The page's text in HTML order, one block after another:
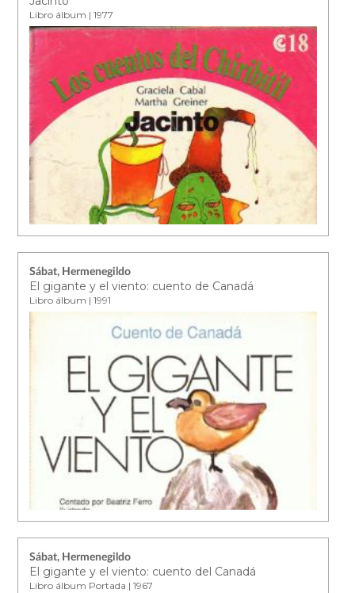
Libro álbum | 1977
Sábat, Hermenegildo
El gigante y el viento: cuento de Canadá
Libro álbum | 1991
Sábat, Hermenegildo
El gigante y el viento: cuento del Canadá
Libro álbum Portada | 1967